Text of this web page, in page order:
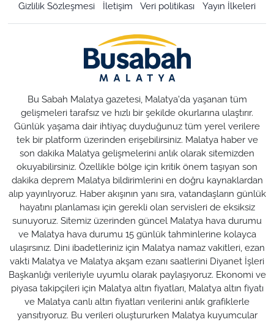
Gizlilik Sözleşmesi İletişim Veri politikası Yayın İlkeleri
Bu Sabah Malatya gazetesi, Malatya'da yaşanan tüm
gelişmeleri tarafsız ve hızlı bir şekilde okurlarına ulaştırır.
Günlük yaşama dair ihtiyaç duyduğunuz tüm yerel verilere
tek bir platform üzerinden erişebilirsiniz. Malatya haber ve
son dakika Malatya gelişmelerini anlık olarak sitemizden
okuyabilirsiniz. Özellikle bölge için kritik önem taşıyan son
dakika deprem Malatya bildirimlerini en doğru kaynaklardan
alıp yayınlıyoruz. Haber akışının yanı sıra, vatandaşların günlük
hayatını planlaması için gerekli olan servisleri de eksiksiz
sunuyoruz. Sitemiz üzerinden güncel Malatya hava durumu
ve Malatya hava durumu 15 günlük tahminlerine kolayca
ulaşırsınız. Dini ibadetleriniz için Malatya namaz vakitleri, ezan
vakti Malatya ve Malatya akşam ezanı saatlerini Diyanet İşleri
Başkanlığı verileriyle uyumlu olarak paylaşıyoruz. Ekonomi ve
piyasa takipçileri için Malatya altın fiyatları, Malatya altın fiyatı
ve Malatya canlı altın fiyatları verilerini anlık grafiklerle
yansıtıyoruz. Bu verileri oluştururken Malatya kuyumcular